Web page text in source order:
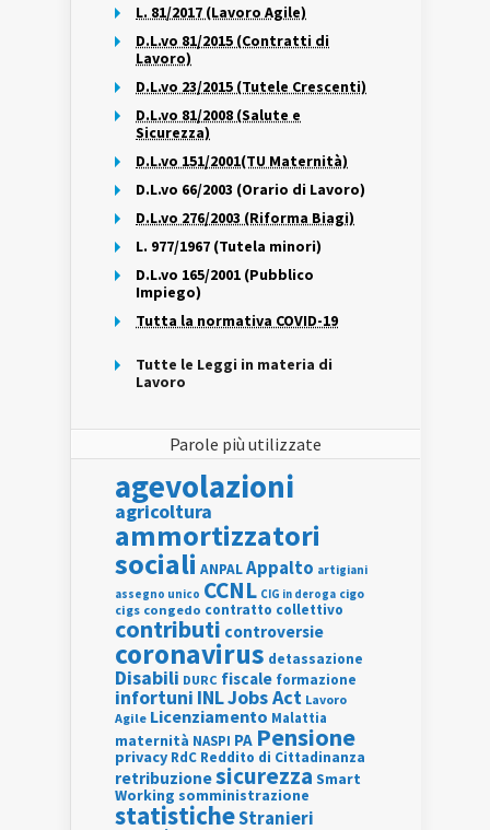
L. 81/2017 (Lavoro Agile)
D.L.vo 81/2015 (Contratti di
Lavoro)
D.L.vo 23/2015 (Tutele Crescenti)
D.L.vo 81/2008 (Salute e
Sicurezza)
D.L.vo 151/2001(TU Maternità)
D.L.vo 66/2003 (Orario di Lavoro)
D.L.vo 276/2003 (Riforma Biagi)
L. 977/1967 (Tutela minori)
D.L.vo 165/2001 (Pubblico
Impiego)
Tutta la normativa COVID-19
Tutte le Leggi in materia di
Lavoro
Parole più utilizzate
agevolazioni
agricoltura
ammortizzatori
sociali ANPALAppalto artigiani
assegno unico CCNL CIG in deroga cigo
cigs congedo contratto collettivo
contributi controversie
coronavirus detassazione
Disabili DURC fiscale formazione
infortuni INLJobs Act Lavoro
Agile Licenziamento Malattia
maternità NASPI PA Pensione
privacy RdC Reddito di Cittadinanza
retribuzionesicurezza Smart
Working somministrazione
statisticheStranieri